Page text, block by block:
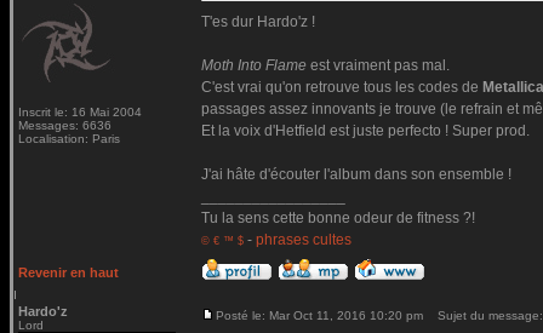
Inscrit le: 16 Mai 2004
Messages: 6636
Localisation: Paris
T'es dur Hardo'z !
Moth Into Flame est vraiment pas mal.
C'est vrai qu'on retrouve tous les codes de Metallica
passages assez innovants je trouve (le refrain et
Et la voix d'Hetfield est juste perfecto ! Super prod.
J'ai hâte d'écouter l'album dans son ensemble !
Tu la sens cette bonne odeur de fitness ?!
© € ™ $ - phrases cultes
Revenir en haut
Hardo'z
Lord
Posté le: Mar Oct 11, 2016 10:20 pm Sujet du message: